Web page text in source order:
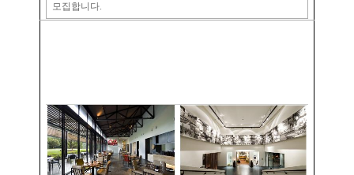
모집합니다.